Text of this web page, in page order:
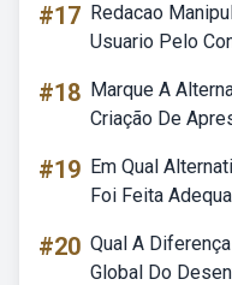
#17 Redacao
Usuario Pelo
#18 Marque A
Criação De
#19 Em Qual
Foi Feita
#20 Qual A
Global Do